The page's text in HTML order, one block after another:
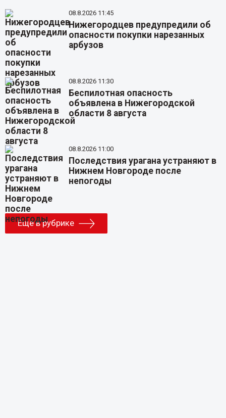
08.8.2026 11:45
Нижегородцев предупредили об
опасности покупки нарезанных
арбузов
08.8.2026 11:30
Беспилотная опасность
объявлена в Нижегородской
области 8 августа
08.8.2026 11:00
Последствия урагана устраняют в
Нижнем Новгороде после
непогоды
Еще в рубрике